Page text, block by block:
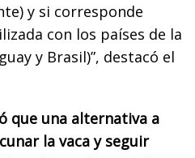
y si corresponde
con los países de la
y Brasil)”, destacó el
que una alternativa a
la vaca y seguir